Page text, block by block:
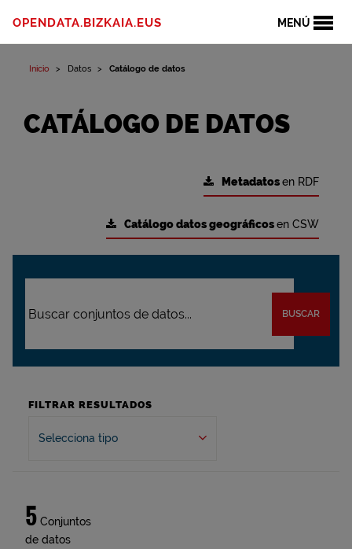
MENÚ
OPENDATA.BIZKAIA.EUS
Inicio Datos Catálogo de datos
CATÁLOGO DE DATOS
Metadatosen RDF
Catálogo datos geográficosen CSW
BUSCAR
FILTRAR RESULTADOS
Selecciona tipo
5 Conjuntos
de datos